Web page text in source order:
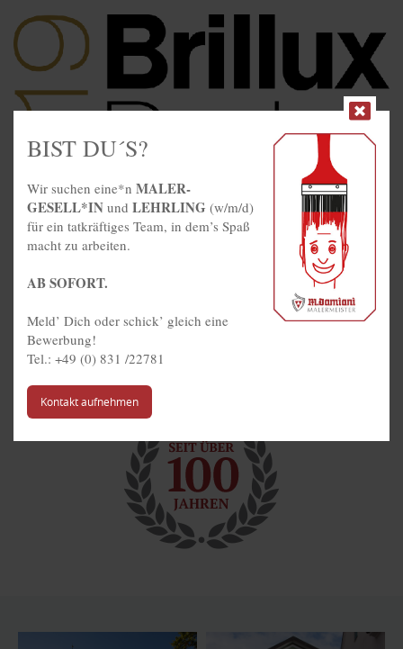
BIST DU´S?
Wir suchen eine*n MALER­
GESELL*IN und LEHRLING (w/m/d)
für ein tatkräftiges Team, in dem’s Spaß
macht zu arbeiten.
AB SOFORT.
Meld’ Dich oder schick’ gleich eine
Bewerbung!
Tel.: +49 (0) 831 /22781
Kontakt aufnehmen